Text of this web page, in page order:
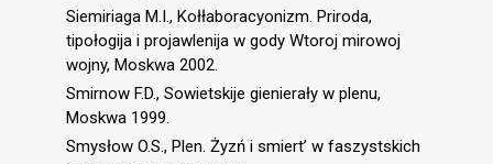
Siemiriaga M.I., Kołłaboracyonizm. Priroda,
tipołogija i projawlenija w gody Wtoroj mirowoj
wojny, Moskwa 2002.
Smirnow F.D., Sowietskije gienierały w plenu,
Moskwa 1999.
Smysłow O.S., Plen. Żyzń i smiert’ w faszystskich